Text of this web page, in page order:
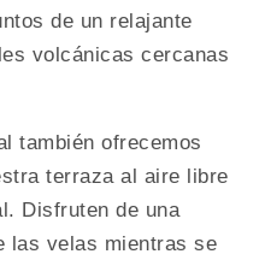
de un relajante
volcánicas cercanas
también ofrecemos
terraza al aire libre
Disfruten de una
las velas mientras se